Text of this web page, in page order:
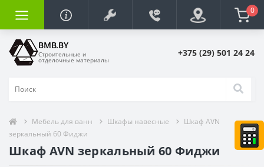
0
BMB.BY
Строительные и
отделочные материалы
+375 (29) 501 24 24
Мебель для ванн Шкафы навесные
Шкаф AVN
зеркальный 60 Фиджи
Шкаф AVN зеркальный 60 Фиджи